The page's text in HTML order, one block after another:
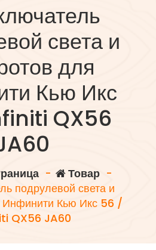
света и
для
Кью Икс
QX56
- Товар-
подрулевой света и
Инфинити Кью Икс 56 /
QX56 JA60